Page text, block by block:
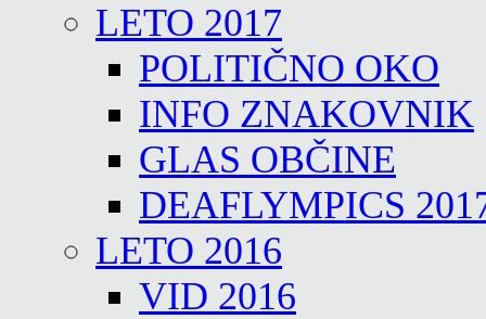
LETO 2017
POLITIČNO OKO
INFO ZNAKOVNIK
GLAS OBČINE
DEAFLYMPICS
LETO 2016
VID 2016